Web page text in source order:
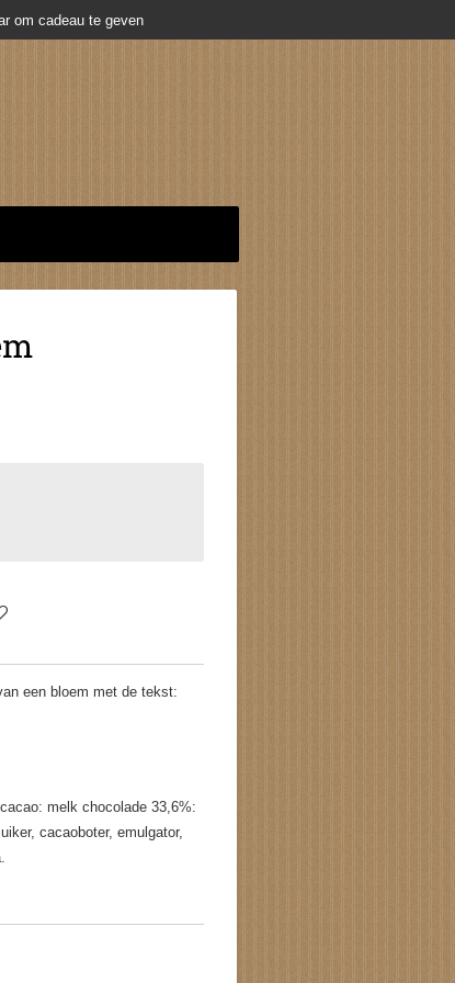
om cadeau te geven
een bloem met de tekst:
melk chocolade 33,6%:
cacaoboter, emulgator,